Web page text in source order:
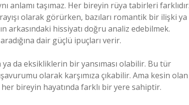
anlamı taşımaz. Her bireyin rüya tabirleri farklıdır.
olarak görürken, bazıları romantik bir ilişki ya
arkasındaki hissiyatı doğru analiz edebilmek.
dair güçlü ipuçları verir.
da eksikliklerin bir yansıması olabilir. Bu tür
olarak karşımıza çıkabilir. Ama kesin olan
bireyin hayatında farklı bir yere sahiptir.